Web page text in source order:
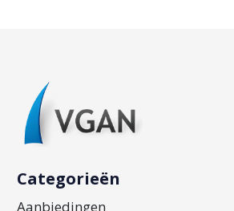
Categorieën
Aanbiedingen